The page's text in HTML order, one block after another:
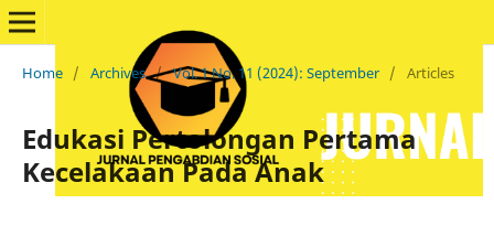
Home / Archives / Vol. 1 No. 11 (2024): September / Articles
Edukasi Pertolongan Pertama
Kecelakaan Pada Anak